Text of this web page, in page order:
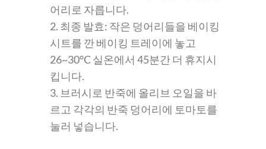
어리로 자릅니다.
2. 최종 발효: 작은 덩어리들을 베이킹
시트를 깐 베이킹 트레이에 놓고
26~30°C 실온에서 45분간 더 휴지시
킵니다.
3. 브러시로 반죽에 올리브 오일을 바
르고 각각의 반죽 덩어리에 토마토를
눌러 넣습니다.